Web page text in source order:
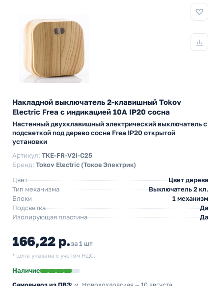
Накладной выключатель 2-клавишный Tokov
Electric Frea с индикацией 10А IP20 сосна
Настенный двухклавишный электрический выключатель с
подсветкой под дерево сосна Frea IP20 открытой
установки
Артикул: TKE-FR-V2I-C25
Бренд: Tokov Electric (Токов Электрик)
Цвет
Цвет дерева
Тип механизма
Выключатель 2 кл.
Блоки
1 механизм
Подсветка
Да
Изолирующая пластина
Да
166,22 р.за 1 шт
* цена указана с учетом НДС.
Наличие